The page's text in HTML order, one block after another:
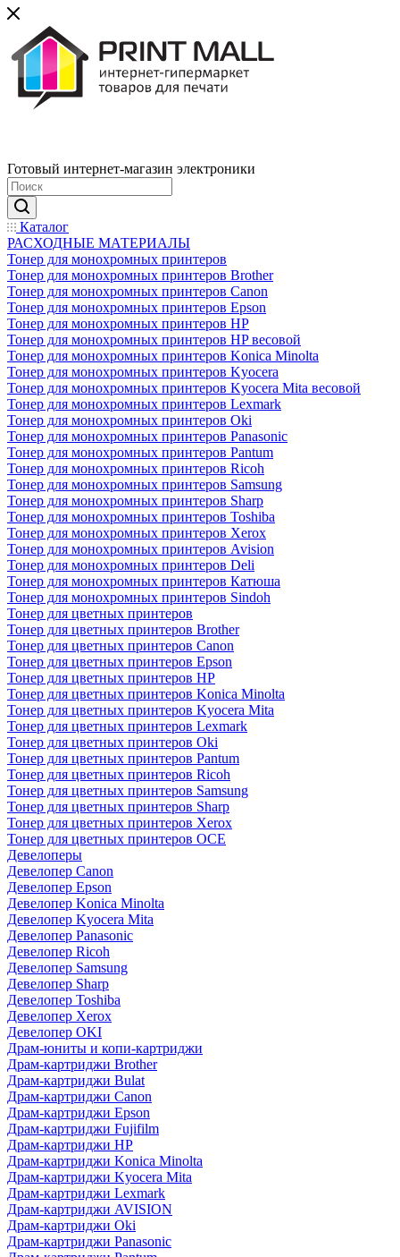
Готовый интернет-магазин электроники
Каталог
РАСХОДНЫЕ МАТЕРИАЛЫ
Тонер для монохромных принтеров
Тонер для монохромных принтеров Brother
Тонер для монохромных принтеров Canon
Тонер для монохромных принтеров Epson
Тонер для монохромных принтеров HP
Тонер для монохромных принтеров HP весовой
Тонер для монохромных принтеров Konica Minolta
Тонер для монохромных принтеров Kyocera
Тонер для монохромных принтеров Kyocera Mita весовой
Тонер для монохромных принтеров Lexmark
Тонер для монохромных принтеров Oki
Тонер для монохромных принтеров Panasonic
Тонер для монохромных принтеров Pantum
Тонер для монохромных принтеров Ricoh
Тонер для монохромных принтеров Samsung
Тонер для монохромных принтеров Sharp
Тонер для монохромных принтеров Toshiba
Тонер для монохромных принтеров Xerox
Тонер для монохромных принтеров Avision
Тонер для монохромных принтеров Deli
Тонер для монохромных принтеров Катюша
Тонер для монохромных принтеров Sindoh
Тонер для цветных принтеров
Тонер для цветных принтеров Brother
Тонер для цветных принтеров Canon
Тонер для цветных принтеров Epson
Тонер для цветных принтеров HP
Тонер для цветных принтеров Konica Minolta
Тонер для цветных принтеров Kyocera Mita
Тонер для цветных принтеров Lexmark
Тонер для цветных принтеров Oki
Тонер для цветных принтеров Pantum
Тонер для цветных принтеров Ricoh
Тонер для цветных принтеров Samsung
Тонер для цветных принтеров Sharp
Тонер для цветных принтеров Xerox
Тонер для цветных принтеров OCE
Девелоперы
Девелопер Canon
Девелопер Epson
Девелопер Konica Minolta
Девелопер Kyocera Mita
Девелопер Panasonic
Девелопер Ricoh
Девелопер Samsung
Девелопер Sharp
Девелопер Toshiba
Девелопер Xerox
Девелопер OKI
Драм-юниты и копи-картриджи
Драм-картриджи Brother
Драм-картриджи Bulat
Драм-картриджи Canon
Драм-картриджи Epson
Драм-картриджи Fujifilm
Драм-картриджи HP
Драм-картриджи Konica Minolta
Драм-картриджи Kyocera Mita
Драм-картриджи Lexmark
Драм-картриджи AVISION
Драм-картриджи Oki
Драм-картриджи Panasonic